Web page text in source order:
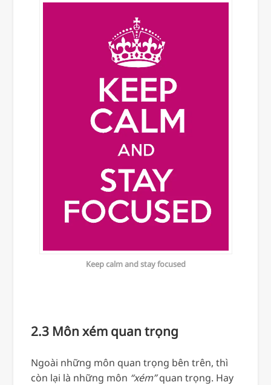
Keep calm and stay focused
2.3 Môn xém quan trọng
Ngoài những môn quan trọng bên trên, thì
còn lại là những môn “xém”quan trọng. Hay